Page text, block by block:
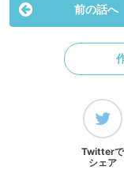
前の話へ
Twitterで
シェア